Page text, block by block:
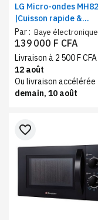
LG Micro-ondes
|Cuisson rapide &
Réchauffage
Capacité 42 Litres,
noir
Par : Baye électronique
139 000 F CFA
Livraison à 2 500 F CFA
12 août
Ou livraison accélérée
demain, 10 août
favorite_border